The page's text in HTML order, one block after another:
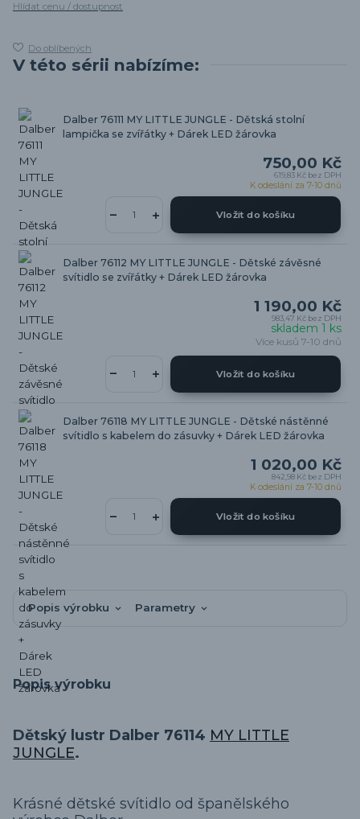
Hlídat cenu / dostupnost
Do oblíbených
V této sérii nabízíme:
Dalber 76111 MY LITTLE JUNGLE - Dětská stolní
lampička se zvířátky + Dárek LED žárovka
750,00 Kč
619,83 Kč bez DPH
K odeslání za 7-10 dnů
Vložit do košíku
Dalber 76112 MY LITTLE JUNGLE - Dětské závěsné
svítidlo se zvířátky + Dárek LED žárovka
1 190,00 Kč
983,47 Kč bez DPH
skladem 1 ks
Více kusů 7-10 dnů
Vložit do košíku
Dalber 76118 MY LITTLE JUNGLE - Dětské nástěnné
svítidlo s kabelem do zásuvky + Dárek LED žárovka
1 020,00 Kč
842,98 Kč bez DPH
K odeslání za 7-10 dnů
Vložit do košíku
Popis výrobku Parametry
Popis výrobku
Dětský lustr Dalber 76114 MY LITTLE
JUNGLE.
Krásné dětské svítidlo od španělského